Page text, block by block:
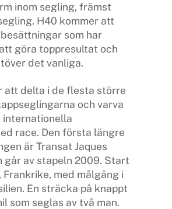
inom segling, främst
H40 kommer att
som har
göra toppresultat och
det vanliga.
att delta i de flesta större
och varva
internationella
race. Den första längre
är Transat Jaques
går av stapeln 2009. Start
Frankrike, med målgång i
En sträcka på knappt
som seglas av två man.